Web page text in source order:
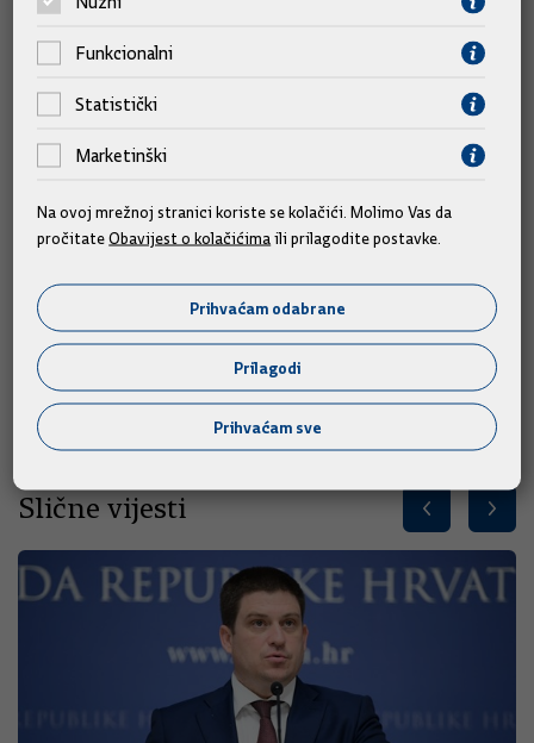
nacionalnih interesa".
skupštini UN-a sudjelovat će od 20. do 23. rujna, a na
marginama tog događaja susrest će se s nizom kolega iz
Europe i svijeta, priopćio je ranije MVEP.
Ministar 23. rujna putuje u Pittsburgh gdje će se susresti s
njegov put u SAD završava u Chicagu gdje će se susresti s
predstavnicima gradskih vlasti te hrvatske zajednice, kao i
posjetiti obližnje sveučilište Notre Dame u Indiani.
Izvor: Hina/Vlada
Slične vijesti
Funkcionalni
Statistički
Marketinški
Na ovoj mrežnoj stranici koriste se kolačići. Molimo Vas da
pročitateObavijest o kolačićima ili prilagodite postavke.
Prihvaćam odabrane
Prilagodi
Prihvaćam sve